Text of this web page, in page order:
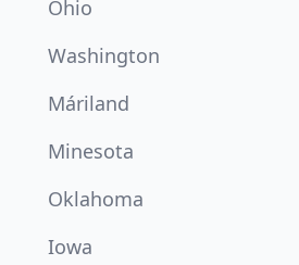
Ohio
Washington
Máriland
Minesota
Oklahoma
Iowa